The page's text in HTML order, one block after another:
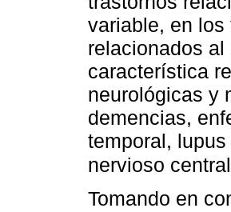
variable, en
relacionados
característica
neurológicas y
demencias,
temporal,
nervioso
Tomando en